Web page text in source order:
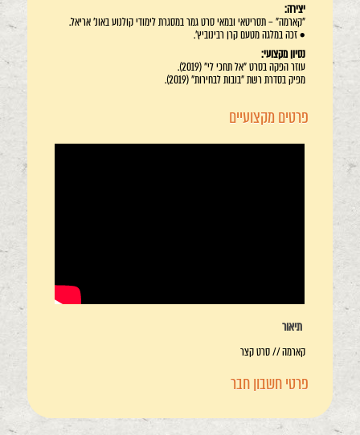
יצירה:
"קארמה" – תסריטאי ובמאי סרט גמר במסגרת לימודי קולנוע באונ' אריאל.
• זכה במלגה מטעם קרן רבינוביץ'.
נסיון מקצועי:
עוזר הפקה בסרט "אל תחכי לי" (2019).
מפיק בסדרת רשת "בובות לבחירות" (2019).
פרטים מקצועיים
תיאור
קארמה // סרט קצר
פרטי חשבון חבר